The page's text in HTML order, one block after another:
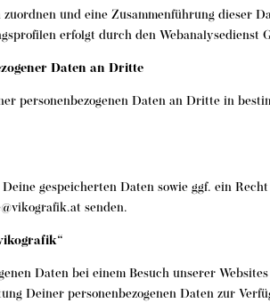
und eine Zusammenführung dieser
erfolgt durch den Webanalysedienst
Daten an Dritte
personenbezogenen Daten an Dritte in
gespeicherten Daten sowie ggf. ein
senden.
Daten bei einem Besuch unserer
Deiner personenbezogenen Daten zur